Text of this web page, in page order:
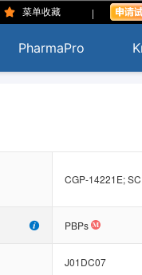
菜单收藏 |
PharmaPro
CGP-14221E;
PBPs
J01DC07